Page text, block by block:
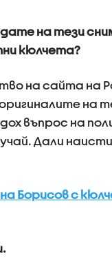
на тези
кюлчета?
на сайта на
на
въпрос на
Дали
Борисов с